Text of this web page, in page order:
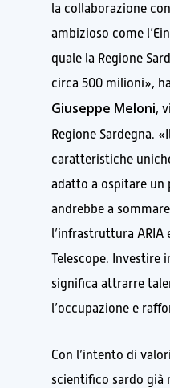
la collaborazione
ambizioso come
quale la Regione
circa 500 milioni»,
Giuseppe Meloni,
Regione Sardegna.
caratteristiche
adatto a ospitare un
andrebbe a
l’infrastruttura ARIA
Telescope. Investire
significa attrarre
l’occupazione e
Con l’intento di
scientifico sardo già